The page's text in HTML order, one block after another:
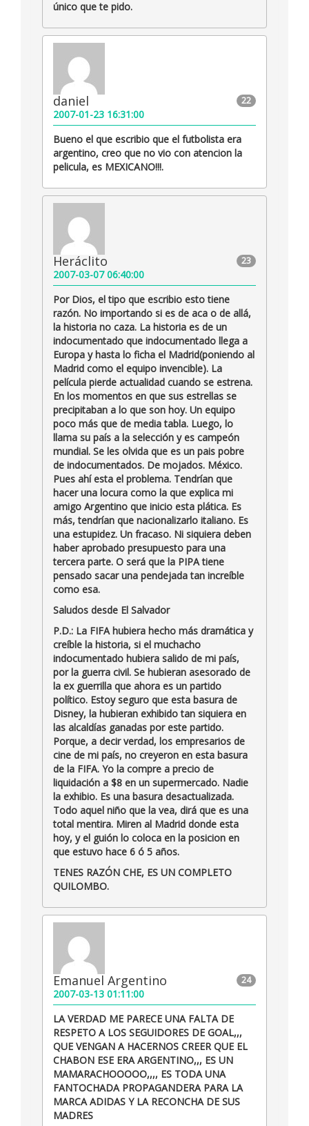
único que te pido.
22
daniel
2007-01-23 16:31:00
Bueno el que escribio que el futbolista era
argentino, creo que no vio con atencion la
pelicula, es MEXICANO!!!.
23
Heráclito
2007-03-07 06:40:00
Por Dios, el tipo que escribio esto tiene
razón. No importando si es de aca o de allá,
la historia no caza. La historia es de un
indocumentado que indocumentado llega a
Europa y hasta lo ficha el Madrid(poniendo al
Madrid como el equipo invencible). La
película pierde actualidad cuando se estrena.
En los momentos en que sus estrellas se
precipitaban a lo que son hoy. Un equipo
poco más que de media tabla. Luego, lo
llama su país a la selección y es campeón
mundial. Se les olvida que es un pais pobre
de indocumentados. De mojados. México.
Pues ahí esta el problema. Tendrían que
hacer una locura como la que explica mi
amigo Argentino que inicio esta plática. Es
más, tendrían que nacionalizarlo italiano. Es
una estupidez. Un fracaso. Ni siquiera deben
haber aprobado presupuesto para una
tercera parte. O será que la PIPA tiene
pensado sacar una pendejada tan increíble
como esa.
Saludos desde El Salvador
P.D.: La FIFA hubiera hecho más dramática y
creíble la historia, si el muchacho
indocumentado hubiera salido de mi país,
por la guerra civil. Se hubieran asesorado de
la ex guerrilla que ahora es un partido
político. Estoy seguro que esta basura de
Disney, la hubieran exhibido tan siquiera en
las alcaldías ganadas por este partido.
Porque, a decir verdad, los empresarios de
cine de mi país, no creyeron en esta basura
de la FIFA. Yo la compre a precio de
liquidación a $8 en un supermercado. Nadie
la exhibio. Es una basura desactualizada.
Todo aquel niño que la vea, dirá que es una
total mentira. Miren al Madrid donde esta
hoy, y el guión lo coloca en la posicion en
que estuvo hace 6 ó 5 años.
TENES RAZÓN CHE, ES UN COMPLETO
QUILOMBO.
24
Emanuel Argentino
2007-03-13 01:11:00
LA VERDAD ME PARECE UNA FALTA DE
RESPETO A LOS SEGUIDORES DE GOAL,,,
QUE VENGAN A HACERNOS CREER QUE EL
CHABON ESE ERA ARGENTINO,,, ES UN
MAMARACHOOOOO,,,, ES TODA UNA
FANTOCHADA PROPAGANDERA PARA LA
MARCA ADIDAS Y LA RECONCHA DE SUS
MADRES